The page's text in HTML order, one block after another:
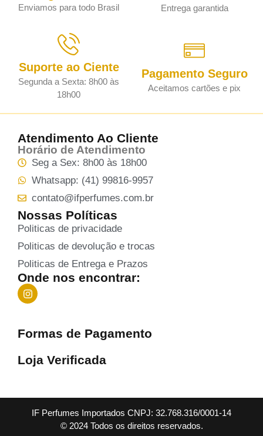
Enviamos para todo Brasil Entrega garantida
Suporte ao Ciente
Segunda a Sexta: 8h00 às
18h00
Pagamento Seguro
Aceitamos cartões e pix
Atendimento Ao Cliente
Horário de Atendimento
Seg a Sex: 8h00 às 18h00
Whatsapp: (41) 99816-9957
contato@ifperfumes.com.br
Nossas Políticas
Politicas de privacidade
Politicas de devolução e trocas
Politicas de Entrega e Prazos
Onde nos encontrar:
Formas de Pagamento
Loja Verificada
IF Perfumes Importados CNPJ: 32.768.316/0001-14
© 2024 Todos os direitos reservados.